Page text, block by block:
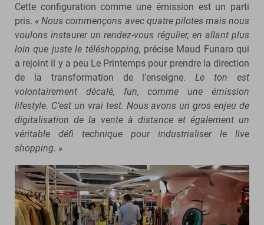
Cette configuration comme une émission est un parti
pris. « Nous commençons avec quatre pilotes mais nous
voulons instaurer un rendez-vous régulier, en allant plus
loin que juste le téléshopping, précise Maud Funaro qui
a rejoint il y a peu Le Printemps pour prendre la direction
de la transformation de l’enseigne.Le ton est
volontairement décalé, fun, comme une émission
lifestyle. C’est un vrai test. Nous avons un gros enjeu de
digitalisation de la vente à distance et également un
véritable défi technique pour industrialiser le live
shopping. »